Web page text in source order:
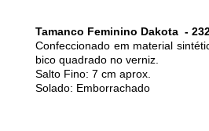
Tamanco Feminino Dakota -
Confeccionado em material
bico quadrado no verniz.
Salto Fino: 7 cm aprox.
Solado: Emborrachado